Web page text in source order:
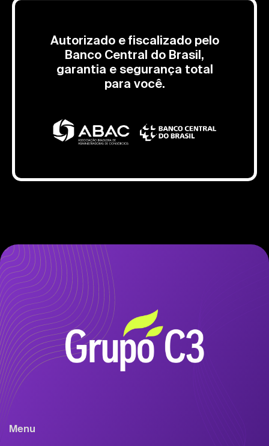
Autorizado e fiscalizado pelo
Banco Central do Brasil,
garantia e segurança total
para você.
Menu